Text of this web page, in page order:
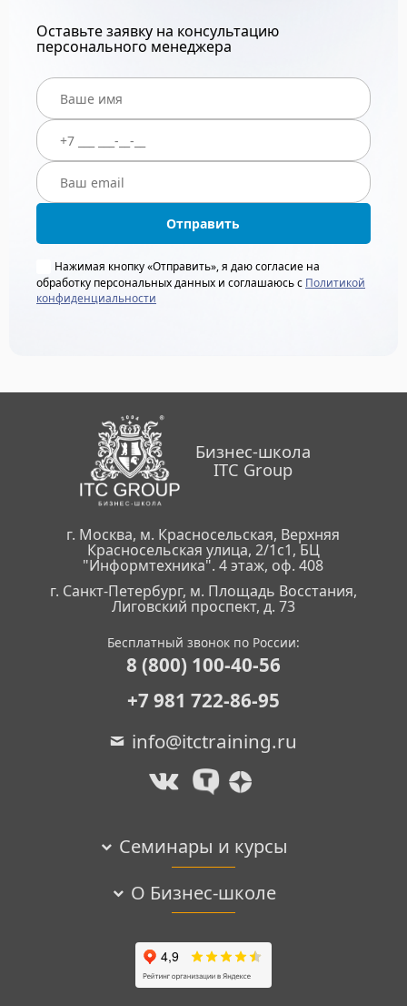
Оставьте заявку на консультацию
персонального менеджера
Отправить
Нажимая кнопку «Отправить», я даю согласие на
обработку персональных данных и соглашаюсь с Политикой
конфиденциальности
Бизнес-школа
ITC Group
г. Москва, м. Красносельская, Верхняя
Красносельская улица, 2/1с1, БЦ
"Информтехника". 4 этаж, оф. 408
г. Санкт-Петербург, м. Площадь Восстания,
Лиговский проспект, д. 73
Бесплатный звонок по России:
8 (800) 100-40-56
+7 981 722-86-95
info@itctraining.ru
Семинары и курсы
О Бизнес-школе